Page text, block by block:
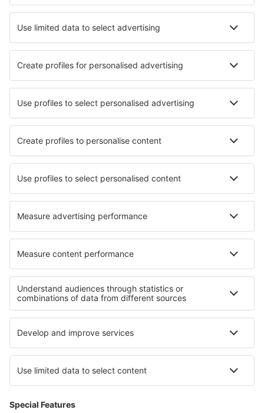
Parkering
Lufthavnstransport
Seværdigheder
Sportsbegivenheder
Lær mere
Mobilapp
Flyselskaber
Ryanair
DAT Danish Air
SAS
Norwegian
Lufthansa
Om eSky
Handelsbetingelser
Mine bookinger
Persondatapolitik
Support og kontakt